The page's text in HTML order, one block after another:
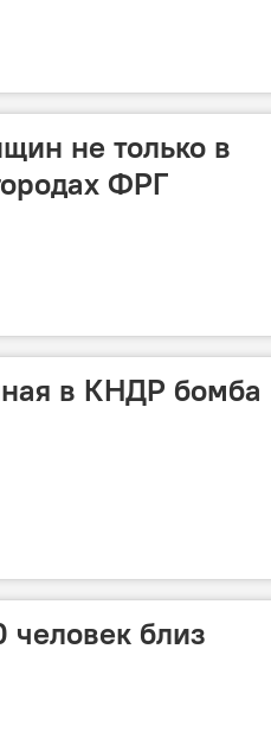
не только в
ФРГ
в КНДР бомба
близ